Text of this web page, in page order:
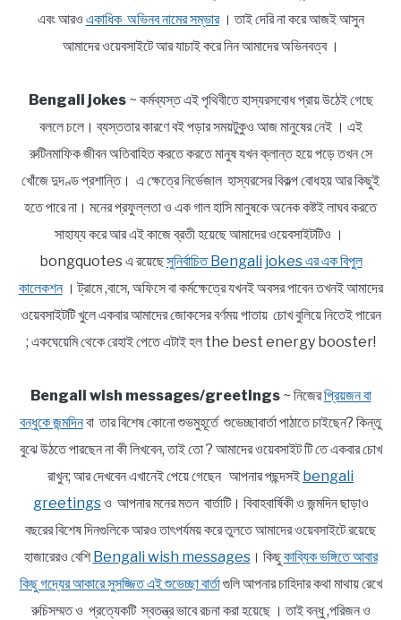
এবং আরও একাধিক অভিনব নামের সম্ভার। তাই দেরি না করে আজই আসুন
আমাদের ওয়েবসাইটে আর যাচাই করে নিন আমাদের অভিনবত্ব ।
Bengali jokes~ কর্মব্যস্ত এই পৃথিবীতে হাস্যরসবোধ প্রায় উঠেই গেছে
বললে চলে। ব্যস্ততার কারণে বই পড়ার সময়টুকুও আজ মানুষের নেই । এই
রুটিনমাফিক জীবন অতিবাহিত করতে করতে মানুষ যখন ক্লান্ত হয়ে পড়ে তখন সে
খোঁজে দুদণ্ড প্রশান্তি। এ ক্ষেত্রে নির্ভেজাল হাস্যরসের বিকল্প বোধহয় আর কিছুই
হতে পারে না। মনের প্রফুল্লতা ও এক গাল হাসি মানুষকে অনেক কষ্টই লাঘব করতে
সাহায্য করে আর এই কাজে ব্রতী হয়েছে আমাদের ওয়েবসাইটটিও ।
bongquotes এ রয়েছেসুনির্বাচিত Bengali jokes এর এক বিপুল
কালেকশন। ট্রামে ,বাসে, অফিসে বা কর্মক্ষেত্রে যখনই অবসর পাবেন তখনই আমাদের
ওয়েবসাইটটি খুলে একবার আমাদের জোকসের বর্ণময় পাতায় চোখ বুলিয়ে নিতেই পারেন
; একঘেয়েমি থেকে রেহাই পেতে এটাই হল the best energy booster!
Bengali wish messages/greetings~ নিজেরপ্রিয়জন বা
বন্ধুকে জন্মদিনবা তার বিশেষ কোনো শুভমুহূর্তে শুভেচ্ছাবার্তা পাঠাতে চাইছেন? কিন্তু
বুঝে উঠতে পারছেন না কী লিখবেন, তাই তো ? আমাদের ওয়েবসাইট টি তে একবার চোখ
রাখুন; আর দেখবেন এখানেই পেয়ে গেছেন আপনার পছন্দসই bengali
greetingsও আপনার মনের মতন বার্তাটি। বিবাহবার্ষিকী ও জন্মদিন ছাড়াও
বছরের বিশেষ দিনগুলিকে আরও তাৎপর্যময় করে তুলতে আমাদের ওয়েবসাইটে রয়েছে
হাজারেরও বেশিBengali wish messages। কিছুকাব্যিক ভঙ্গিতে আবার
কিছু গদ্যের আকারে সুসজ্জিত এই শুভেচ্ছা বার্তাগুলি আপনার চাহিদার কথা মাথায় রেখে
রুচিসম্মত ও প্রত্যেকটি স্বতন্ত্র ভাবে রচনা করা হয়েছে । তাই বন্ধু ,পরিজন ও